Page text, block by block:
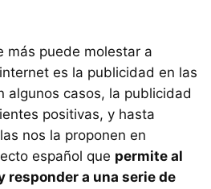
más puede molestar a
es la publicidad en las
algunos casos, la publicidad
positivas, y hasta
nos la proponen en
español que permite al
responder a una serie de